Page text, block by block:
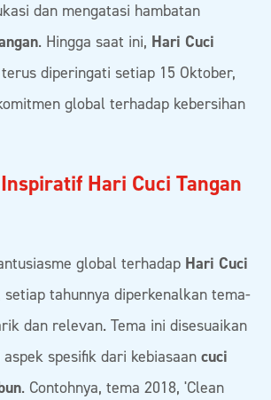
dan mengatasi hambatan
. Hingga saat ini, Hari Cuci
terus diperingati setiap 15 Oktober,
global terhadap kebersihan
Hari Cuci Tangan
global terhadap Hari Cuci
setiap tahunnya diperkenalkan tema-
dan relevan. Tema ini disesuaikan
spesifik dari kebiasaan cuci
. Contohnya, tema 2018, 'Clean